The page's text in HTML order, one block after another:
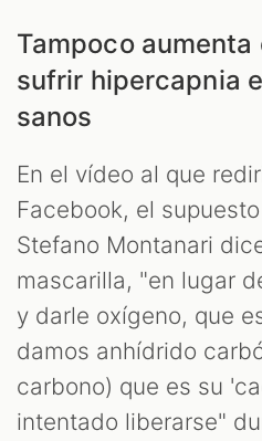
Tampoco aumenta
sufrir hipercapnia
sanos
En el vídeo al que
Facebook, el
Stefano Montanari
mascarilla, "en lugar
y darle oxígeno, que
damos anhídrido
carbono) que es su
intentado liberarse"